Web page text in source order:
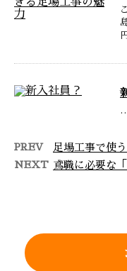
PREV 足場工事で使
NEXT 鳶職に必要な